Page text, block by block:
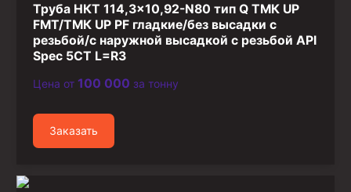
Труба НКТ 114,3×10,92-N80 тип Q ТМК UP
FMT/ТМК UP PF гладкие/без высадки с
резьбой/с наружной высадкой с резьбой API
Spec 5CT L=R3
Цена от 100 000 за тонну
Заказать